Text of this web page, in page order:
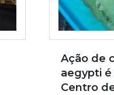
Ação de
aegypti
Centro